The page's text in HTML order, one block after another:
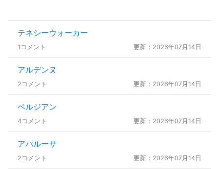
テネシーウォーカー
1コメント 更新：2026年07月14日
アルデンヌ
2コメント 更新：2026年07月14日
ベルジアン
4コメント 更新：2026年07月14日
アパルーサ
2コメント 更新：2026年07月14日